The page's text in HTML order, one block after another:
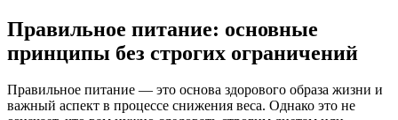
Правильное питание: основные
принципы без строгих ограничений
Правильное питание — это основа здорового образа жизни и
важный аспект в процессе снижения веса. Однако это не